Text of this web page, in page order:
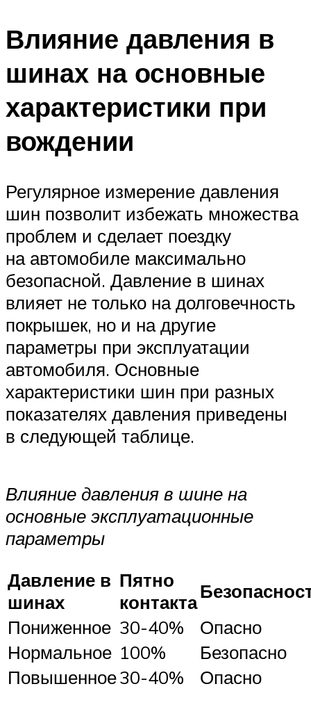
Влияние давления в
шинах на основные
характеристики при
вождении
Регулярное измерение давления
шин позволит избежать множества
проблем и сделает поездку
на автомобиле максимально
безопасной. Давление в шинах
влияет не только на долговечность
покрышек, но и на другие
параметры при эксплуатации
автомобиля. Основные
характеристики шин при разных
показателях давления приведены
в следующей таблице.
Влияние давления в шине на
основные эксплуатационные
параметры
Давление в
шинах
Пятно
контакта
Пониженное 30-40%
Опасно
Нормальное 100%
Безопасно
Повышенное30-40%
Опасно